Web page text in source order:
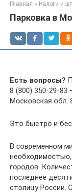
Главная » Налоги и
Парковка в
Есть вопросы?
8 (800) 350-29-83
Московская обл.
Это быстро и
В современном
городов.
последнее
столицу России.